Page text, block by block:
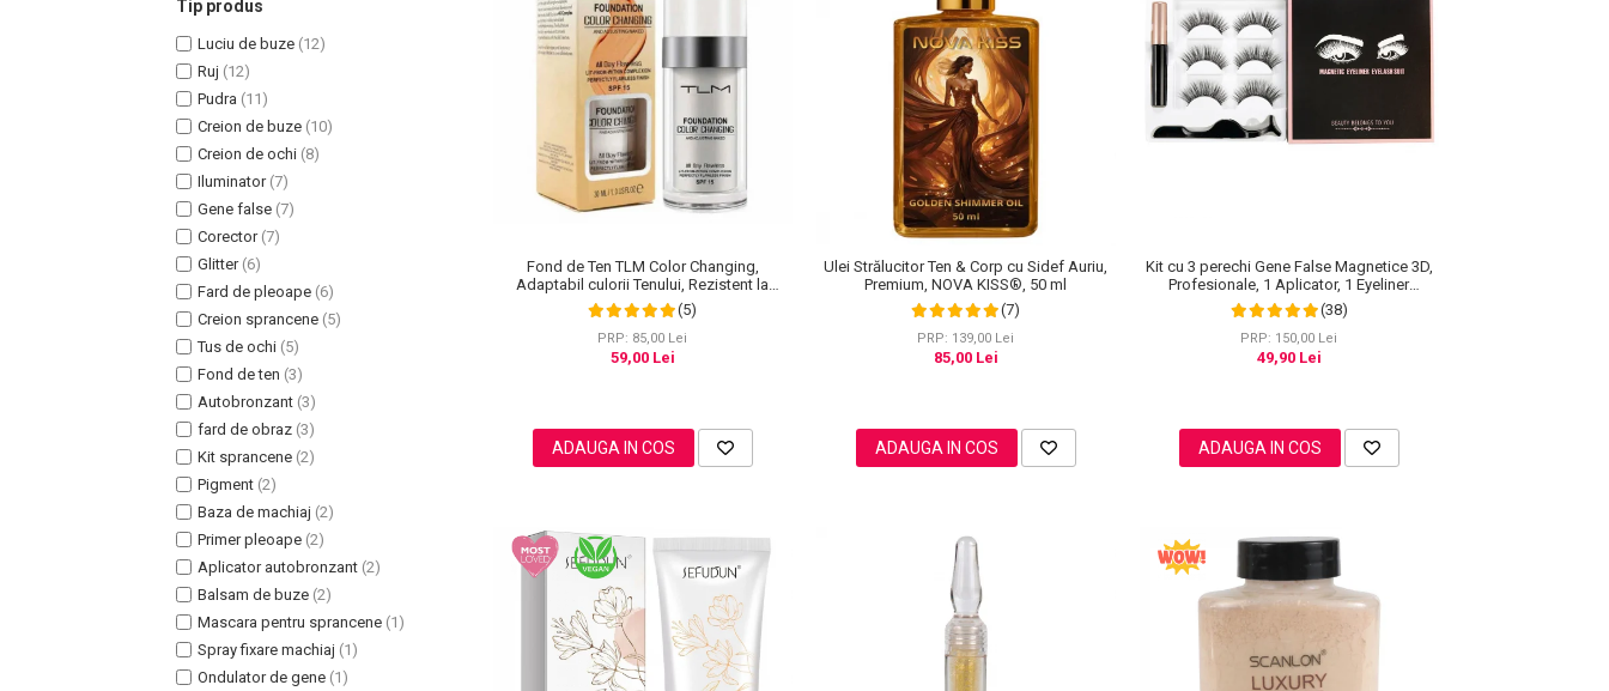
Uleiuri Unghii / Cuticule
Tip produs
Luciu de buze (12)
Ruj (12)
Pudra (11)
Creion de buze (10)
Creion de ochi (8)
Iluminator (7)
Gene false (7)
Corector (7)
Glitter (6)
Fard de pleoape (6)
Creion sprancene (5)
Tus de ochi (5)
Fond de ten (3)
Autobronzant (3)
fard de obraz (3)
Kit sprancene (2)
Pigment (2)
Baza de machiaj (2)
Primer pleoape (2)
Aplicator autobronzant (2)
Balsam de buze (2)
Mascara pentru sprancene (1)
Spray fixare machiaj (1)
Ondulator de gene (1)
Fond de Ten TLM Color Changing,
Adaptabil culorii Tenului, Rezistent la
Transfer 16H, SPF 15, 30 ml
(5)
PRP: 85,00 Lei
59,00 Lei
ADAUGA IN COS
Ulei Strălucitor Ten & Corp cu Sidef Auriu,
Premium, NOVA KISS®, 50 ml
(7)
PRP: 139,00 Lei
85,00 Lei
ADAUGA IN COS
Kit cu 3 perechi Gene False Magnetice 3D,
Profesionale, 1 Aplicator, 1 Eyeliner
Magnetic Negru intens, Waterproof, 3
Modele
(38)
PRP: 150,00 Lei
49,90 Lei
ADAUGA IN COS